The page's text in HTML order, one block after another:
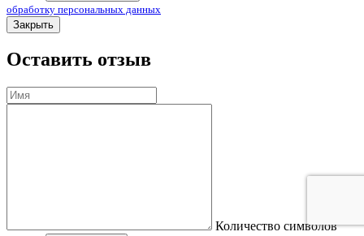
обработку персональных данных
Закрыть
Оставить отзыв
Количество символов